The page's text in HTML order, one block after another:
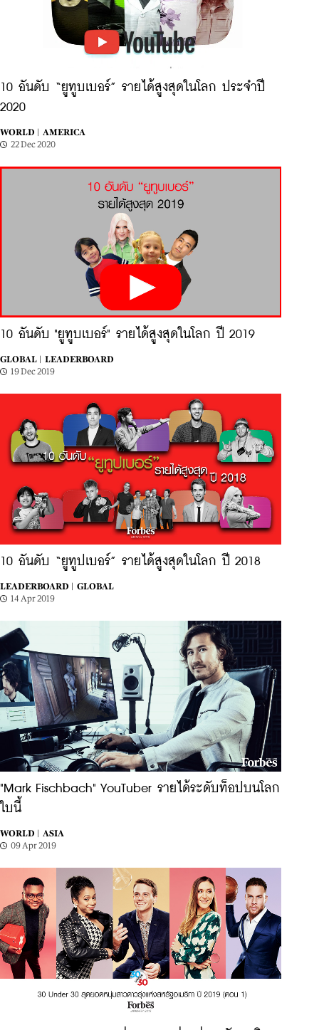
10 อันดับ “ยูทูบเบอร์” รายได้สูงสุดในโลก ประจำปี
2020
WORLD |
AMERICA
22 Dec 2020
10 อันดับ "ยูทูบเบอร์" รายได้สูงสุดในโลก ปี 2019
GLOBAL |
LEADERBOARD
19 Dec 2019
10 อันดับ “ยูทูปเบอร์” รายได้สูงสุดในโลก ปี 2018
LEADERBOARD |
GLOBAL
14 Apr 2019
"Mark Fischbach" YouTuber รายได้ระดับท็อปบนโลก
ใบนี้
WORLD |
ASIA
09 Apr 2019